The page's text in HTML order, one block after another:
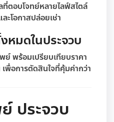
ตอบโจทย์หลายไลฟ์สไตล์
ะโอกาสปล่อยเช่า
หมดในประจวบ
ย์ พร้อมเปรียบเทียบราคา
พื่อการตัดสินใจที่คุ้มค่ากว่า
ประจวบ